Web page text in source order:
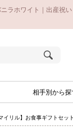
ラホワイト｜出産祝い
相手別から探
イリル】お食事ギフトセッ